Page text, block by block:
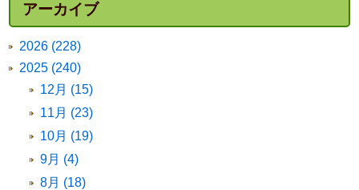
アーカイブ
2026 (228)
2025 (240)
12月 (15)
11月 (23)
10月 (19)
9月 (4)
8月 (18)